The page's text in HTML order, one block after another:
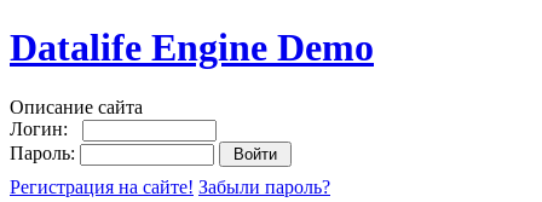
Datalife Engine Demo
Описание сайта
Логин:
Пароль:
Регистрация на сайте! Забыли пароль?